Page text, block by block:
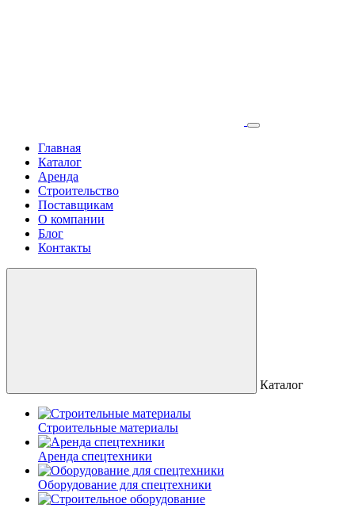
Главная
Каталог
Аренда
Строительство
Поставщикам
О компании
Блог
Контакты
Каталог
Строительные материалы
Аренда спецтехники
Оборудование для спецтехники